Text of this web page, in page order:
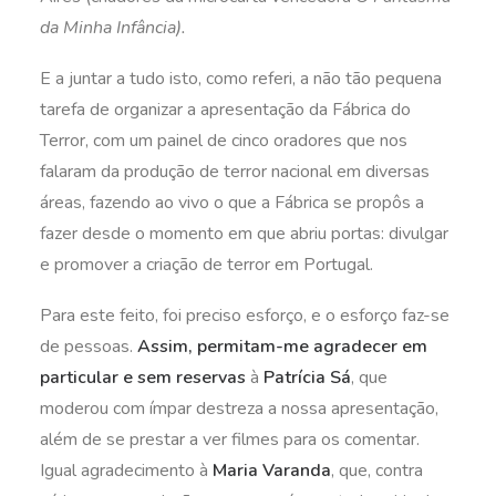
da Minha Infância).
E a juntar a tudo isto, como referi, a não tão pequena
tarefa de organizar a apresentação da Fábrica do
Terror, com um painel de cinco oradores que nos
falaram da produção de terror nacional em diversas
áreas, fazendo ao vivo o que a Fábrica se propôs a
fazer desde o momento em que abriu portas: divulgar
e promover a criação de terror em Portugal.
Para este feito, foi preciso esforço, e o esforço faz-se
de pessoas. Assim, permitam-me agradecer em
particular e sem reservas à Patrícia Sá, que
moderou com ímpar destreza a nossa apresentação,
além de se prestar a ver filmes para os comentar.
Igual agradecimento à Maria Varanda, que, contra